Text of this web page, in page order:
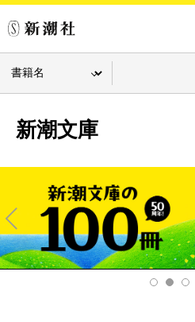
新潮文庫
Pre
v